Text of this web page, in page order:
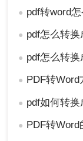
● pdf转word怎么保留
● pdf怎么转换成
● pdf怎么转换成
● PDF转Word方法指南
● pdf如何转换成
● PDF转Word的4种